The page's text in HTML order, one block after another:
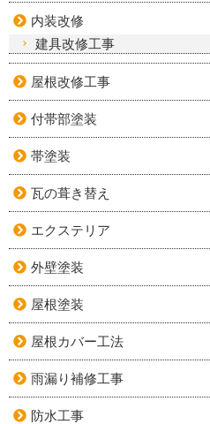
内装改修
建具改修工事
屋根改修工事
付帯部塗装
帯塗装
瓦の葺き替え
エクステリア
外壁塗装
屋根塗装
屋根カバー工法
雨漏り補修工事
防水工事